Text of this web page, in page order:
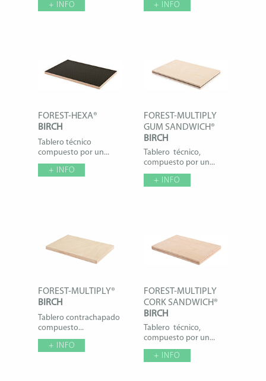
+ INFO
+ INFO
FOREST-HEXA®
BIRCH
Tablero técnico
compuesto por un...
+ INFO
FOREST-MULTIPLY
GUM SANDWICH®
BIRCH
Tablero técnico,
compuesto por un...
+ INFO
FOREST-MULTIPLY®
BIRCH
Tablero contrachapado
compuesto...
+ INFO
FOREST-MULTIPLY
CORK SANDWICH®
BIRCH
Tablero técnico,
compuesto por un...
+ INFO